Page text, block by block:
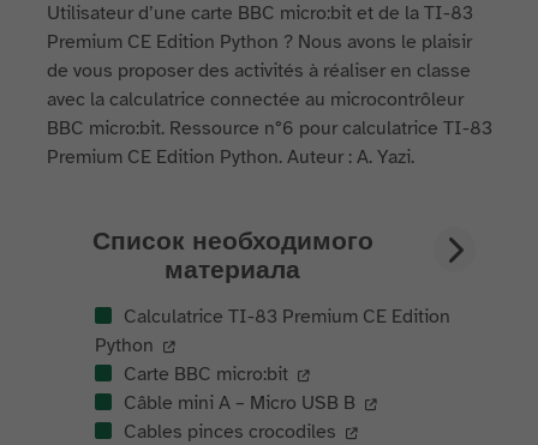
Utilisateur d’une carte BBC micro:bit et de la TI-83
Premium CE Edition Python ? Nous avons le plaisir
de vous proposer des activités à réaliser en classe
avec la calculatrice connectée au microcontrôleur
BBC micro:bit. Ressource n°6 pour calculatrice TI-83
Premium CE Edition Python. Auteur : A. Yazi.
Список необходимого
материала
Calculatrice TI-83 Premium CE Edition
Python
Carte BBC micro:bit
Câble mini A – Micro USB B
Cables pinces crocodiles